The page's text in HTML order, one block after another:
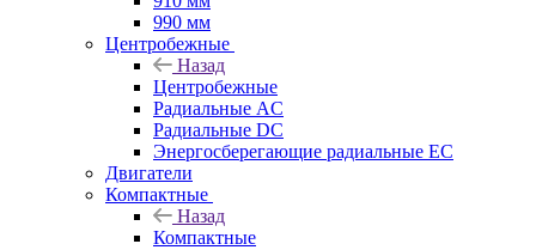
990 мм
Центробежные
Назад
Центробежные
Радиальные AC
Радиальные DC
Энергосберегающие радиальные EC
Двигатели
Компактные
Назад
Компактные